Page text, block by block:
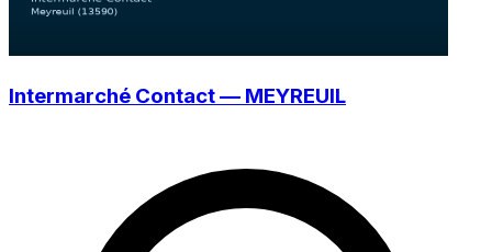
Intermarché Contact — MEYREUIL